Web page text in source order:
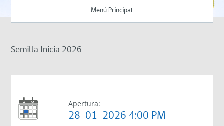
Menú Principal
Semilla Inicia 2026
Apertura:
28-01-2026 4:00 PM